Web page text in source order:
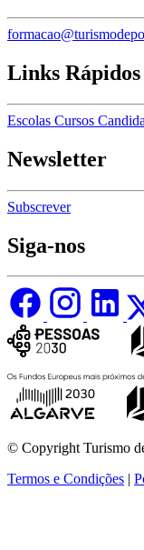
Links Rápidos
Escolas Cursos
Newsletter
Subscrever
Siga-nos
© Copyright Turismo
Termos e Condições |